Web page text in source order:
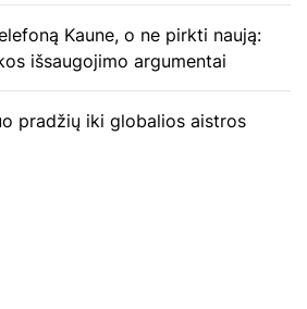
Kaune, o ne pirkti naują:
išsaugojimo argumentai
pradžių iki globalios aistros